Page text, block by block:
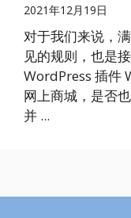
2021年12月19日
对于我们来说，
见的规则，也是
WordPress 插件
网上商城，是否
并 ...